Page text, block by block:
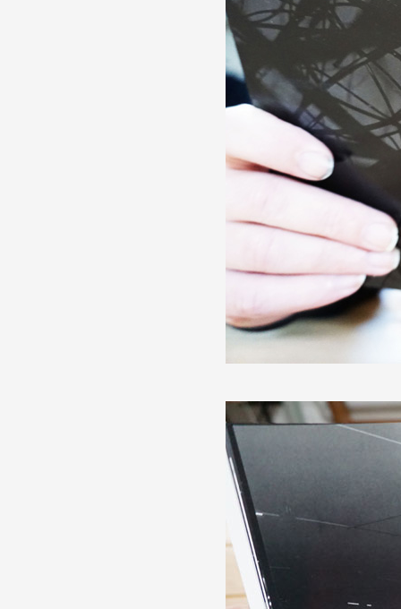
Partenaires
Documentation
Visites d'ateliers
Formation
Événements
1% œuvres